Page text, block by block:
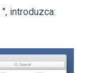
", introduzca: